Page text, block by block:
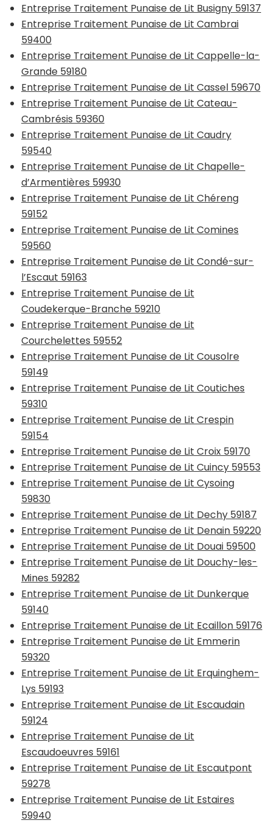
Entreprise Traitement Punaise de Lit Busigny 59137
Entreprise Traitement Punaise de Lit Cambrai
59400
Entreprise Traitement Punaise de Lit Cappelle-la-
Grande 59180
Entreprise Traitement Punaise de Lit Cassel 59670
Entreprise Traitement Punaise de Lit Cateau-
Cambrésis 59360
Entreprise Traitement Punaise de Lit Caudry
59540
Entreprise Traitement Punaise de Lit Chapelle-
d’Armentières 59930
Entreprise Traitement Punaise de Lit Chéreng
59152
Entreprise Traitement Punaise de Lit Comines
59560
Entreprise Traitement Punaise de Lit Condé-sur-
l’Escaut 59163
Entreprise Traitement Punaise de Lit
Coudekerque-Branche 59210
Entreprise Traitement Punaise de Lit
Courchelettes 59552
Entreprise Traitement Punaise de Lit Cousolre
59149
Entreprise Traitement Punaise de Lit Coutiches
59310
Entreprise Traitement Punaise de Lit Crespin
59154
Entreprise Traitement Punaise de Lit Croix 59170
Entreprise Traitement Punaise de Lit Cuincy 59553
Entreprise Traitement Punaise de Lit Cysoing
59830
Entreprise Traitement Punaise de Lit Dechy 59187
Entreprise Traitement Punaise de Lit Denain 59220
Entreprise Traitement Punaise de Lit Douai 59500
Entreprise Traitement Punaise de Lit Douchy-les-
Mines 59282
Entreprise Traitement Punaise de Lit Dunkerque
59140
Entreprise Traitement Punaise de Lit Ecaillon 59176
Entreprise Traitement Punaise de Lit Emmerin
59320
Entreprise Traitement Punaise de Lit Erquinghem-
Lys 59193
Entreprise Traitement Punaise de Lit Escaudain
59124
Entreprise Traitement Punaise de Lit
Escaudoeuvres 59161
Entreprise Traitement Punaise de Lit Escautpont
59278
Entreprise Traitement Punaise de Lit Estaires
59940